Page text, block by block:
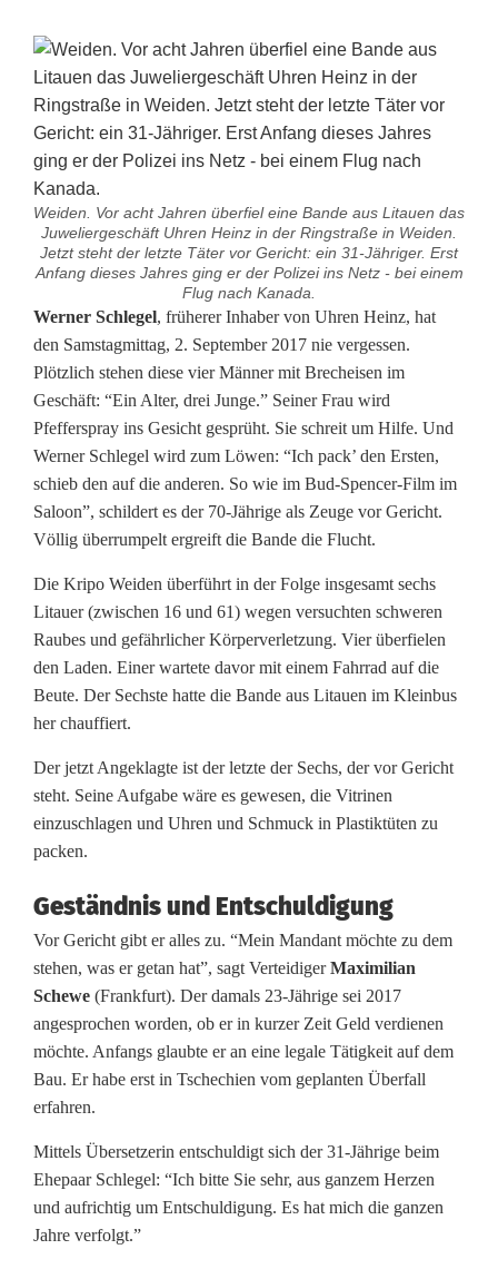
Weiden. Vor acht Jahren überfiel eine Bande aus Litauen das
Juweliergeschäft Uhren Heinz in der Ringstraße in Weiden.
Jetzt steht der letzte Täter vor Gericht: ein 31-Jähriger. Erst
Anfang dieses Jahres ging er der Polizei ins Netz - bei einem
Flug nach Kanada.
A
c
h
t
J
a
h
r
e
n
c
h
b
e
r
f
a
l
a
Werner Schlegel, früherer Inhaber von Uhren Heinz, hat
den Samstagmittag, 2. September 2017 nie vergessen.
Plötzlich stehen diese vier Männer mit Brecheisen im
Geschäft: “Ein Alter, drei Junge.” Seiner Frau wird
Pfefferspray ins Gesicht gesprüht. Sie schreit um Hilfe. Und
Werner Schlegel wird zum Löwen: “Ich pack’ den Ersten,
schieb den auf die anderen. So wie im Bud-Spencer-Film im
Saloon”, schildert es der 70-Jährige als Zeuge vor Gericht.
Völlig überrumpelt ergreift die Bande die Flucht.
Die Kripo Weiden überführt in der Folge insgesamt sechs
Litauer (zwischen 16 und 61) wegen versuchten schweren
Raubes und gefährlicher Körperverletzung. Vier überfielen
den Laden. Einer wartete davor mit einem Fahrrad auf die
Beute. Der Sechste hatte die Bande aus Litauen im Kleinbus
her chauffiert.
Der jetzt Angeklagte ist der letzte der Sechs, der vor Gericht
steht. Seine Aufgabe wäre es gewesen, die Vitrinen
einzuschlagen und Uhren und Schmuck in Plastiktüten zu
packen.
Geständnis und Entschuldigung
Vor Gericht gibt er alles zu. “Mein Mandant möchte zu dem
stehen, was er getan hat”, sagt VerteidigerMaximilian
Schewe (Frankfurt). Der damals 23-Jährige sei 2017
angesprochen worden, ob er in kurzer Zeit Geld verdienen
möchte. Anfangs glaubte er an eine legale Tätigkeit auf dem
Bau. Er habe erst in Tschechien vom geplanten Überfall
erfahren.
Mittels Übersetzerin entschuldigt sich der 31-Jährige beim
Ehepaar Schlegel: “Ich bitte Sie sehr, aus ganzem Herzen
und aufrichtig um Entschuldigung. Es hat mich die ganzen
Jahre verfolgt.”